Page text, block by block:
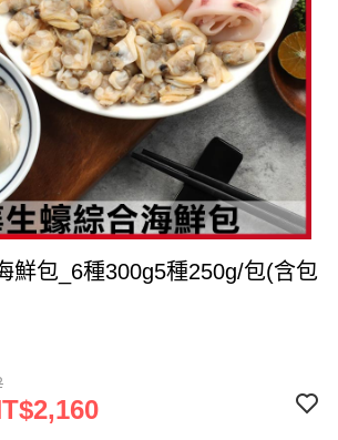
鮮包_6種300g5種250g/包(含包